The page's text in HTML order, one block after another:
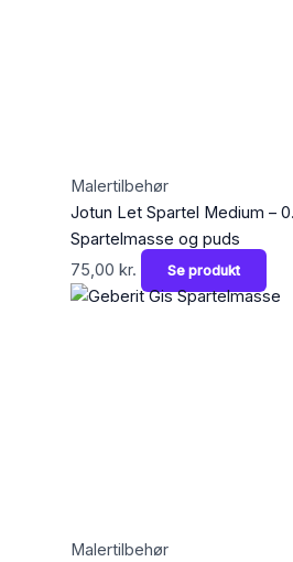
Malertilbehør
Jotun Let Spartel Medium –
Spartelmasse og puds
75,00 kr. Se produkt
Malertilbehør